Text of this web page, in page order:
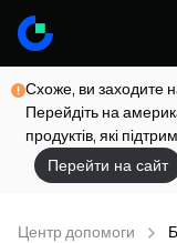
Схоже, ви заходите
Перейдіть на
продуктів, які
Перейти на сайт
Центр допомоги